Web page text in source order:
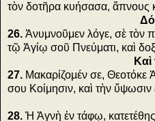
τὸν δοτῆρα κυήσασα, ἄπνους
26. Ἀνυμνοῦμεν λόγε, σὲ τὸν
τῷ Ἁγίῳ σοῦ Πνεύματι, καὶ
Καὶ
27. Μακαρίζομέν σε, Θεοτόκε
σου Κοίμησιν, καὶ τὴν
28. Ἡ Ἁγνὴ ἐν τάφῳ,